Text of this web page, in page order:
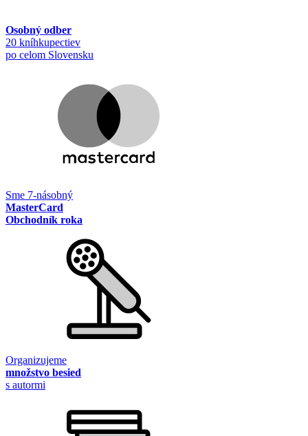
Osobný odber
20 kníhkupectiev
po celom Slovensku
Sme 7-násobný
MasterCard
Obchodník roka
Organizujeme
množstvo besied
s autormi